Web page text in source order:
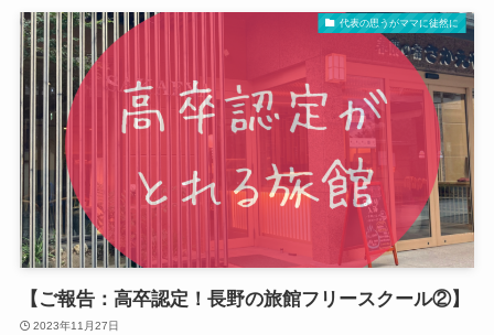
代表の思うがママに徒然に
【ご報告：高卒認定！長野の旅館フリースクール②】
2023年11月27日